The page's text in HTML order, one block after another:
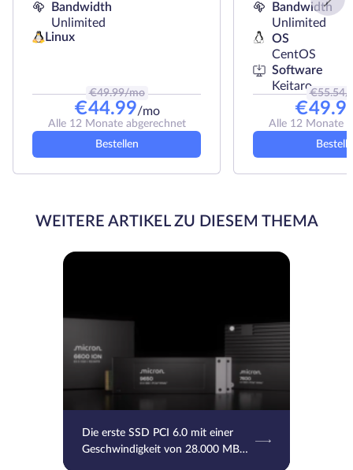
Bandwidth
Unlimited
Linux
€49.99/mo
€44.99/mo
Alle 12 Monate abgerechnet
Bestellen
Bandwidth
Unlimited
OS
CentOS
Software
Keitaro
€55.54/
€
Alle 12 Monate
WEITERE ARTIKEL ZU DIESEM THEMA
Die erste SSD PCI 6.0 mit einer
Geschwindigkeit von 28.000 MB/s